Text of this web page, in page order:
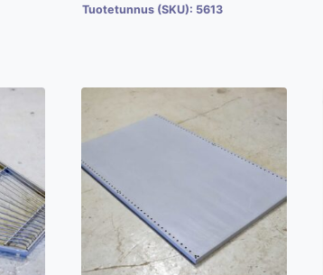
90cm
määrä
Tuotetunnus (SKU): 5613